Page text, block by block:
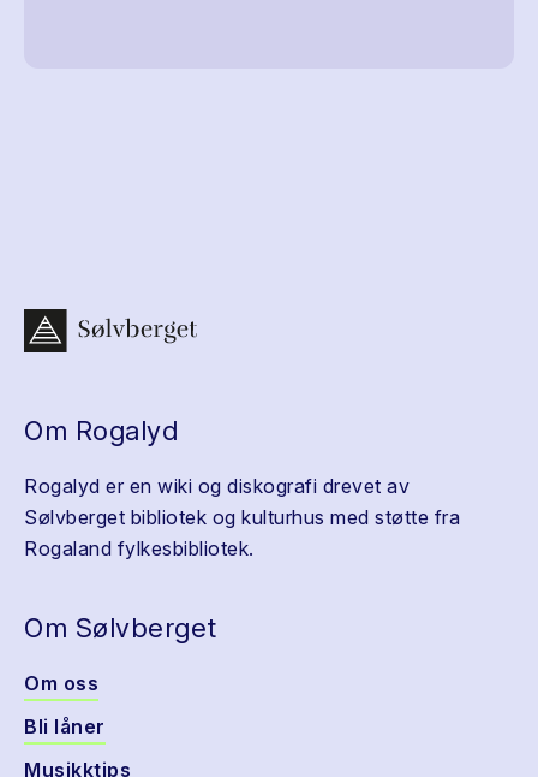
Om Rogalyd
Rogalyd er en wiki og diskografi drevet av
Sølvberget bibliotek og kulturhus med støtte fra
Rogaland fylkesbibliotek.
Om Sølvberget
Om oss
Bli låner
Musikktips